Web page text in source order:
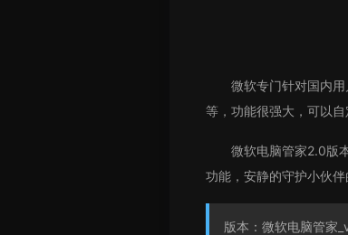
微软专门针对国内用
等，功能很强大，可以
微软电脑管家2.0版本
功能，安静的守护小伙伴
版本：微软电脑管家